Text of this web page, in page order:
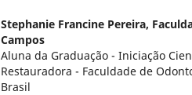
Stephanie Francine Pereira,
Campos
Aluna da Graduação - Iniciação
Restauradora - Faculdade de
Brasil